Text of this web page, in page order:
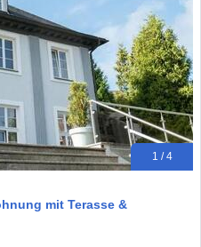
1 / 4
mit Terasse &